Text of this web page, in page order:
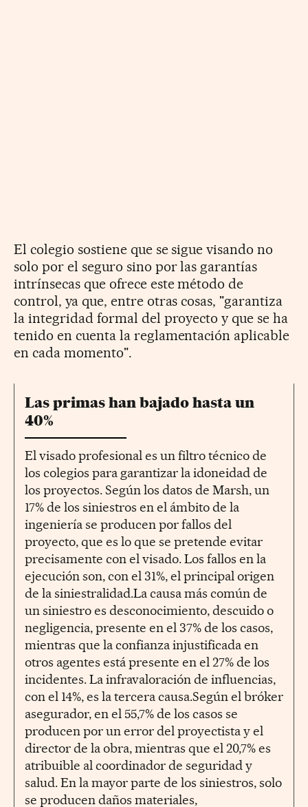
El colegio sostiene que se sigue visando no
solo por el seguro sino por las garantías
intrínsecas que ofrece este método de
control, ya que, entre otras cosas, "garantiza
la integridad formal del proyecto y que se ha
tenido en cuenta la reglamentación aplicable
en cada momento".
Las primas han bajado hasta un
40%
El visado profesional es un filtro técnico de
los colegios para garantizar la idoneidad de
los proyectos. Según los datos de Marsh, un
17% de los siniestros en el ámbito de la
ingeniería se producen por fallos del
proyecto, que es lo que se pretende evitar
precisamente con el visado. Los fallos en la
ejecución son, con el 31%, el principal origen
de la siniestralidad.La causa más común de
un siniestro es desconocimiento, descuido o
negligencia, presente en el 37% de los casos,
mientras que la confianza injustificada en
otros agentes está presente en el 27% de los
incidentes. La infravaloración de influencias,
con el 14%, es la tercera causa.Según el bróker
asegurador, en el 55,7% de los casos se
producen por un error del proyectista y el
director de la obra, mientras que el 20,7% es
atribuible al coordinador de seguridad y
salud. En la mayor parte de los siniestros, solo
se producen daños materiales,